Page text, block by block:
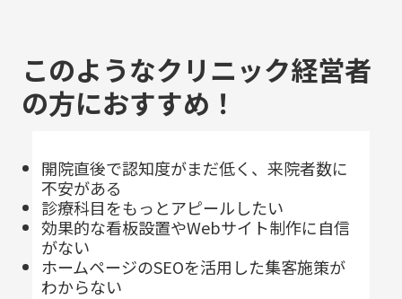
このようなクリニック経営者
の方におすすめ！
開院直後で認知度がまだ低く、来院者数に
不安がある
診療科目をもっとアピールしたい
効果的な看板設置やWebサイト制作に自信
がない
ホームページのSEOを活用した集客施策が
わからない